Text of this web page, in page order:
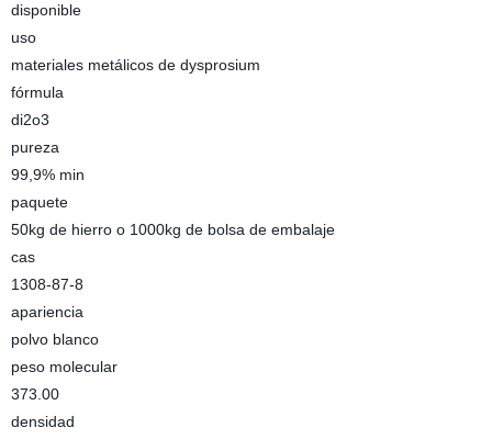
disponible
uso
materiales metálicos de dysprosium
fórmula
di2o3
pureza
99,9% min
paquete
50kg de hierro o 1000kg de bolsa de embalaje
cas
1308-87-8
apariencia
polvo blanco
peso molecular
373.00
densidad